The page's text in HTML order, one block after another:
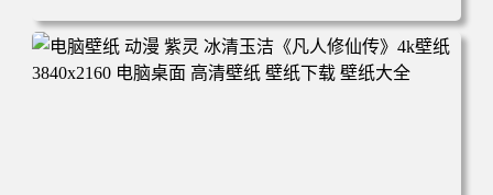
电脑壁纸 动漫 凡人修仙传 韩立 结婴 4k壁纸 3840x2160 电
脑桌面 高清壁纸 壁纸下载 壁纸大全